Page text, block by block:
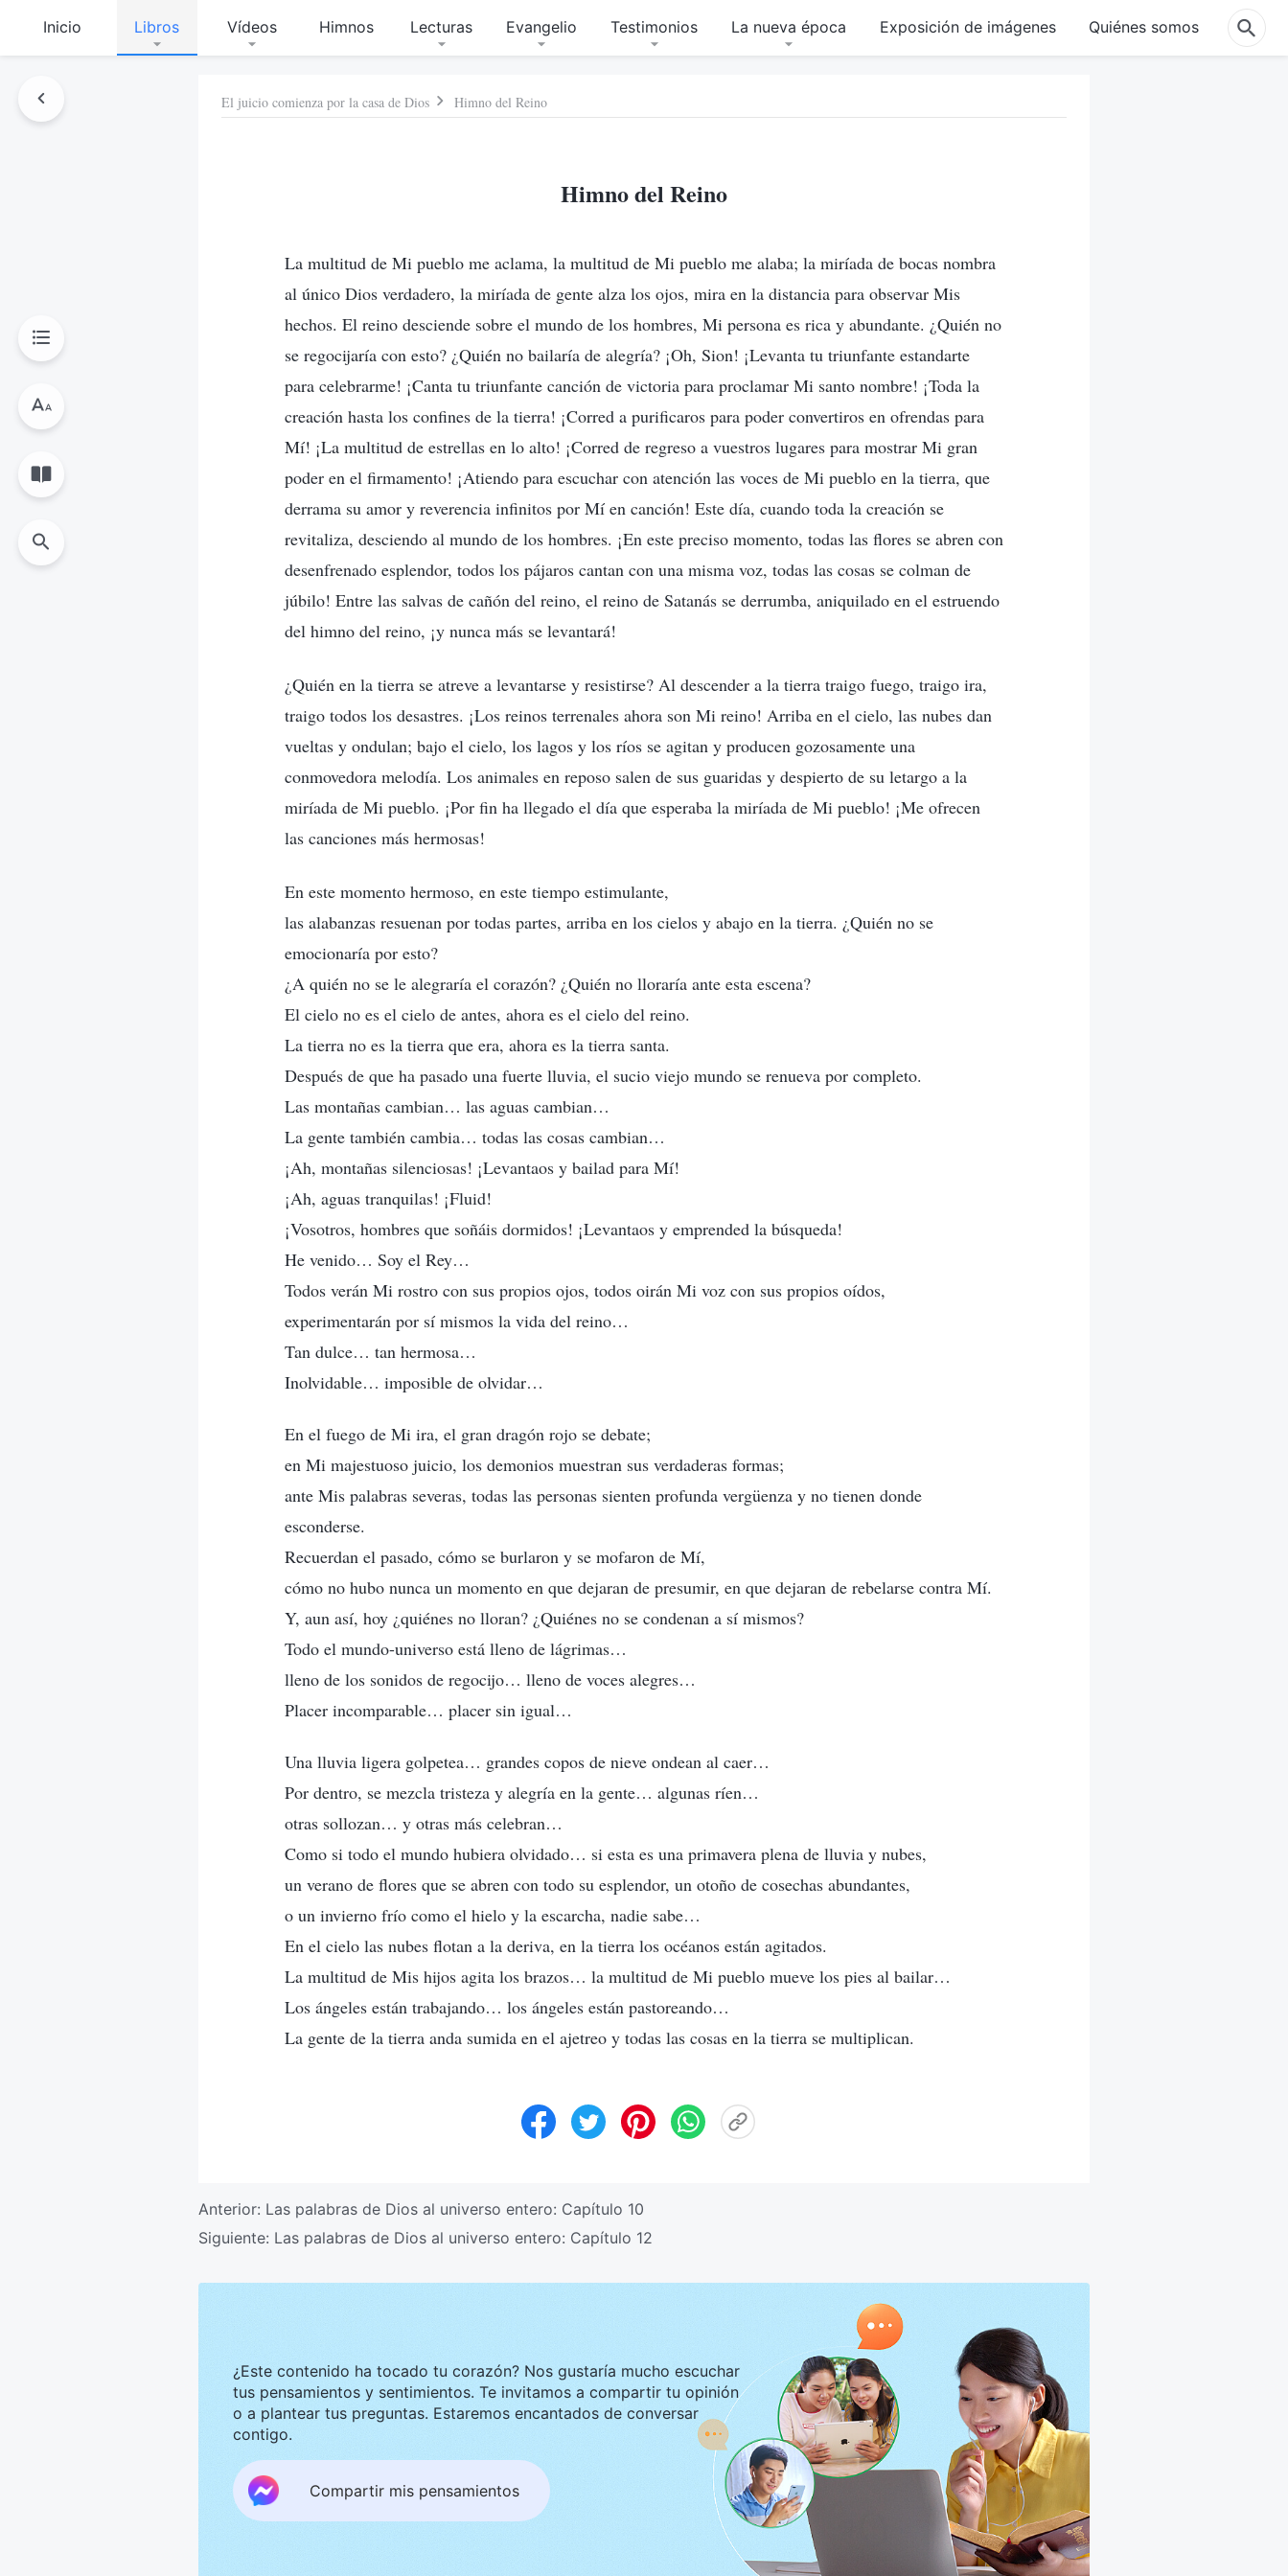
Inicio Libros Vídeos Himnos Lecturas Evangelio Testimonios La nueva época Exposición de imágenes Quiénes somos
El juicio comienza por la casa de Dios Himno del Reino
Himno del Reino
La multitud de Mi pueblo me aclama, la multitud de Mi pueblo me alaba; la miríada de bocas nombra
al único Dios verdadero, la miríada de gente alza los ojos, mira en la distancia para observar Mis
hechos. El reino desciende sobre el mundo de los hombres, Mi persona es rica y abundante. ¿Quién no
se regocijaría con esto? ¿Quién no bailaría de alegría? ¡Oh, Sion! ¡Levanta tu triunfante estandarte
para celebrarme! ¡Canta tu triunfante canción de victoria para proclamar Mi santo nombre! ¡Toda la
creación hasta los confines de la tierra! ¡Corred a purificaros para poder convertiros en ofrendas para
Mí! ¡La multitud de estrellas en lo alto! ¡Corred de regreso a vuestros lugares para mostrar Mi gran
poder en el firmamento! ¡Atiendo para escuchar con atención las voces de Mi pueblo en la tierra, que
derrama su amor y reverencia infinitos por Mí en canción! Este día, cuando toda la creación se
revitaliza, desciendo al mundo de los hombres. ¡En este preciso momento, todas las flores se abren con
desenfrenado esplendor, todos los pájaros cantan con una misma voz, todas las cosas se colman de
júbilo! Entre las salvas de cañón del reino, el reino de Satanás se derrumba, aniquilado en el estruendo
del himno del reino, ¡y nunca más se levantará!
¿Quién en la tierra se atreve a levantarse y resistirse? Al descender a la tierra traigo fuego, traigo ira,
traigo todos los desastres. ¡Los reinos terrenales ahora son Mi reino! Arriba en el cielo, las nubes dan
vueltas y ondulan; bajo el cielo, los lagos y los ríos se agitan y producen gozosamente una
conmovedora melodía. Los animales en reposo salen de sus guaridas y despierto de su letargo a la
miríada de Mi pueblo. ¡Por fin ha llegado el día que esperaba la miríada de Mi pueblo! ¡Me ofrecen
las canciones más hermosas!
En este momento hermoso, en este tiempo estimulante,
las alabanzas resuenan por todas partes, arriba en los cielos y abajo en la tierra. ¿Quién no se
emocionaría por esto?
¿A quién no se le alegraría el corazón? ¿Quién no lloraría ante esta escena?
El cielo no es el cielo de antes, ahora es el cielo del reino.
La tierra no es la tierra que era, ahora es la tierra santa.
Después de que ha pasado una fuerte lluvia, el sucio viejo mundo se renueva por completo.
Las montañas cambian… las aguas cambian…
La gente también cambia… todas las cosas cambian…
¡Ah, montañas silenciosas! ¡Levantaos y bailad para Mí!
¡Ah, aguas tranquilas! ¡Fluid!
¡Vosotros, hombres que soñáis dormidos! ¡Levantaos y emprended la búsqueda!
He venido… Soy el Rey…
Todos verán Mi rostro con sus propios ojos, todos oirán Mi voz con sus propios oídos,
experimentarán por sí mismos la vida del reino…
Tan dulce… tan hermosa…
Inolvidable… imposible de olvidar…
En el fuego de Mi ira, el gran dragón rojo se debate;
en Mi majestuoso juicio, los demonios muestran sus verdaderas formas;
ante Mis palabras severas, todas las personas sienten profunda vergüenza y no tienen donde
esconderse.
Recuerdan el pasado, cómo se burlaron y se mofaron de Mí,
cómo no hubo nunca un momento en que dejaran de presumir, en que dejaran de rebelarse contra Mí.
Y, aun así, hoy ¿quiénes no lloran? ¿Quiénes no se condenan a sí mismos?
Todo el mundo-universo está lleno de lágrimas…
lleno de los sonidos de regocijo… lleno de voces alegres…
Placer incomparable… placer sin igual…
Una lluvia ligera golpetea… grandes copos de nieve ondean al caer…
Por dentro, se mezcla tristeza y alegría en la gente… algunas ríen…
otras sollozan… y otras más celebran…
Como si todo el mundo hubiera olvidado… si esta es una primavera plena de lluvia y nubes,
un verano de flores que se abren con todo su esplendor, un otoño de cosechas abundantes,
o un invierno frío como el hielo y la escarcha, nadie sabe…
En el cielo las nubes flotan a la deriva, en la tierra los océanos están agitados.
La multitud de Mis hijos agita los brazos… la multitud de Mi pueblo mueve los pies al bailar…
Los ángeles están trabajando… los ángeles están pastoreando…
La gente de la tierra anda sumida en el ajetreo y todas las cosas en la tierra se multiplican.
Anterior: Las palabras de Dios al universo entero: Capítulo 10
Siguiente: Las palabras de Dios al universo entero: Capítulo 12
¿Este contenido ha tocado tu corazón? Nos gustaría mucho escuchar
tus pensamientos y sentimientos. Te invitamos a compartir tu opinión
o a plantear tus preguntas. Estaremos encantados de conversar
contigo.
Compartir mis pensamientos